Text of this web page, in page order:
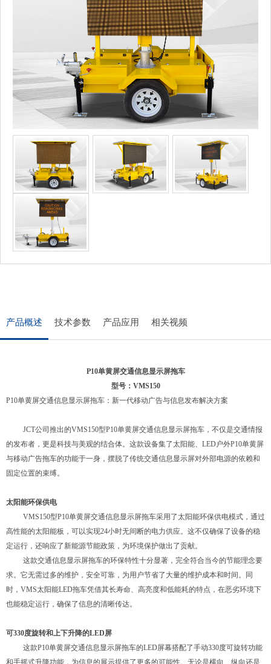
产品概述 技术参数 产品应用 相关视频
P10单黄屏交通信息显示屏拖车
型号： VMS150
P10单黄屏交通信息显示屏拖车：新一代移动广告与信息发布解决方案
JCT公司推出的VMS150型P10单黄屏交通信息显示屏拖车，不仅是交通情报
的发布者，更是科技与美观的结合体。这款设备集了太阳能、 LED户外P10单黄屏
与移动广告拖车的功能于一身，摆脱了传统交通信息显示屏对外部电源的依赖和
固定位置的束缚。
太阳能环保供电
VMS150型P10单黄屏交通信息显示屏拖车采用了太阳能环保供电模式，通过
高性能的太阳能板，可以实现24小时无间断的电力供应。这不仅确保了设备的稳
定运行，还响应了新能源节能政策，为环境保护做出了贡献。
这款交通信息显示屏拖车的环保特性十分显著，完全符合当今的节能理念要
求。它无需过多的维护，安全可靠，为用户节省了大量的维护成本和时间。同
时， VMS太阳能LED拖车凭借其长寿命、高亮度和低能耗的特点，在恶劣环境下
也能稳定运行，确保了信息的清晰传达。
可330度旋转和上下升降的LED屏
这款P10单黄屏交通信息显示屏拖车的LED屏幕搭配了手动330度可旋转功能
和手摇式升降功能，为信息的展示提供了更多的可能性。无论是横向、纵向还是